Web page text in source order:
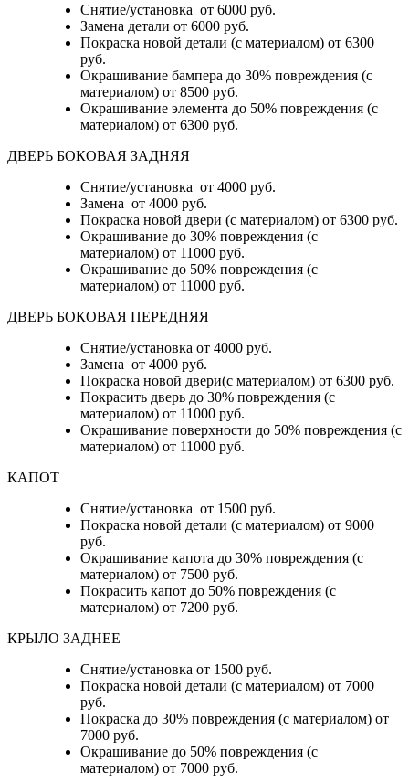
Снятие/установка от 6000 руб.
Замена детали от 6000 руб.
Покраска новой детали (с материалом) от 6300
руб.
Окрашивание бампера до 30% повреждения (с
материалом) от 8500 руб.
Окрашивание элемента до 50% повреждения (с
материалом) от 6300 руб.
ДВЕРЬ БОКОВАЯ ЗАДНЯЯ
Снятие/установка от 4000 руб.
Замена от 4000 руб.
Покраска новой двери (с материалом) от 6300 руб.
Окрашивание до 30% повреждения (с
материалом) от 11000 руб.
Окрашивание до 50% повреждения (с
материалом) от 11000 руб.
ДВЕРЬ БОКОВАЯ ПЕРЕДНЯЯ
Снятие/установка от 4000 руб.
Замена от 4000 руб.
Покраска новой двери(с материалом) от 6300 руб.
Покрасить дверь до 30% повреждения (с
материалом) от 11000 руб.
Окрашивание поверхности до 50% повреждения (с
материалом) от 11000 руб.
КАПОТ
Снятие/установка от 1500 руб.
Покраска новой детали (с материалом) от 9000
руб.
Окрашивание капота до 30% повреждения (с
материалом) от 7500 руб.
Покрасить капот до 50% повреждения (с
материалом) от 7200 руб.
КРЫЛО ЗАДНЕЕ
Снятие/установка от 1500 руб.
Покраска новой детали (с материалом) от 7000
руб.
Покраска до 30% повреждения (с материалом) от
7000 руб.
Окрашивание до 50% повреждения (с
материалом) от 7000 руб.